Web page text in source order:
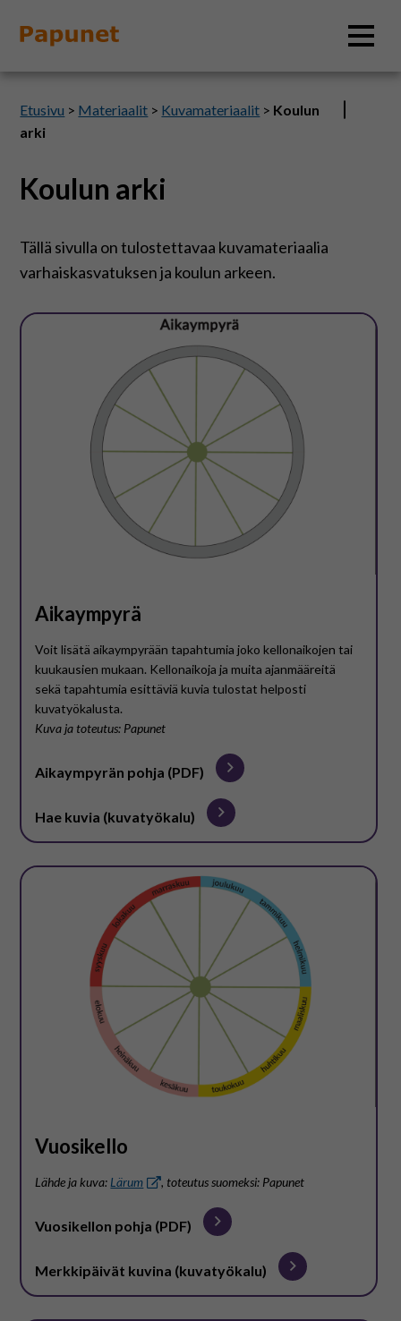
Tietoa
Materiaalit
På svenska
In English
Etusivu > Materiaalit > Kuvamateriaalit > Koulun
arki
Koulun arki
Tällä sivulla on tulostettavaa kuvamateriaalia
varhaiskasvatuksen ja koulun arkeen.
Aikaympyrä
Voit lisätä aikaympyrään tapahtumia joko kellonaikojen tai
kuukausien mukaan. Kellonaikoja ja muita ajanmääreitä
sekä tapahtumia esittäviä kuvia tulostat helposti
kuvatyökalusta.
Kuva ja toteutus: Papunet
Aikaympyrän pohja (PDF)
Hae kuvia (kuvatyökalu)
Vuosikello
Lähde ja kuva: Lärum , toteutus suomeksi: Papunet
Vuosikellon pohja (PDF)
Merkkipäivät kuvina (kuvatyökalu)